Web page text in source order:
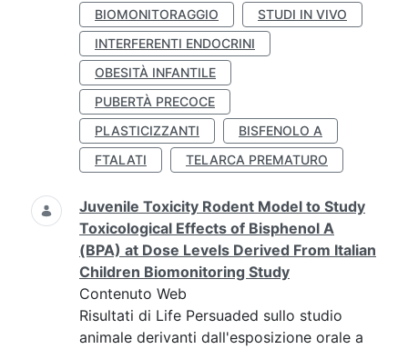
BIOMONITORAGGIO
STUDI IN VIVO
INTERFERENTI ENDOCRINI
OBESITÀ INFANTILE
PUBERTÀ PRECOCE
PLASTICIZZANTI
BISFENOLO A
FTALATI
TELARCA PREMATURO
Juvenile Toxicity Rodent Model to Study
Toxicological Effects of Bisphenol A
(BPA) at Dose Levels Derived From Italian
Children Biomonitoring Study
Contenuto Web
Risultati di Life Persuaded sullo studio
animale derivanti dall'esposizione orale a